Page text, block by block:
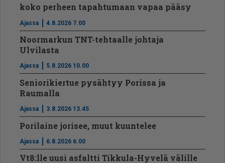
koko perheen tapahtumaan vapaa pääsy
Ajassa 4.8.2026 7.00
Noormarkun TNT-tehtaalle johtaja
Ulvilasta
Ajassa 5.8.2026 10.00
Seniorikiertue pysähtyy Porissa ja
Raumalla
Ajassa 3.8.2026 13.45
Porilaine jorisee, muut kuuntelee
Ajassa 6.8.2026 6.00
Vt8:lle uusi asfaltti Tikkula-Hyvelä välille